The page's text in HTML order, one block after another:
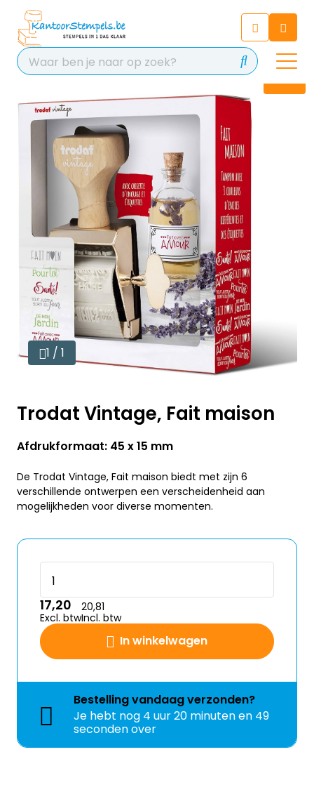
Chat 24/7 met onze chatbot
voor hulp
Contact
1 / 1
Trodat Vintage, Fait maison
Afdrukformaat: 45 x 15 mm
De Trodat Vintage, Fait maison biedt met zijn 6
verschillende ontwerpen een verscheidenheid aan
mogelijkheden voor diverse momenten.
In winkelwagen
17,20
Excl. btw
20,81
Incl. btw
Bestellingvandaagverzonden?
Je hebt nog 4 uur 20 minuten en 49
seconden over